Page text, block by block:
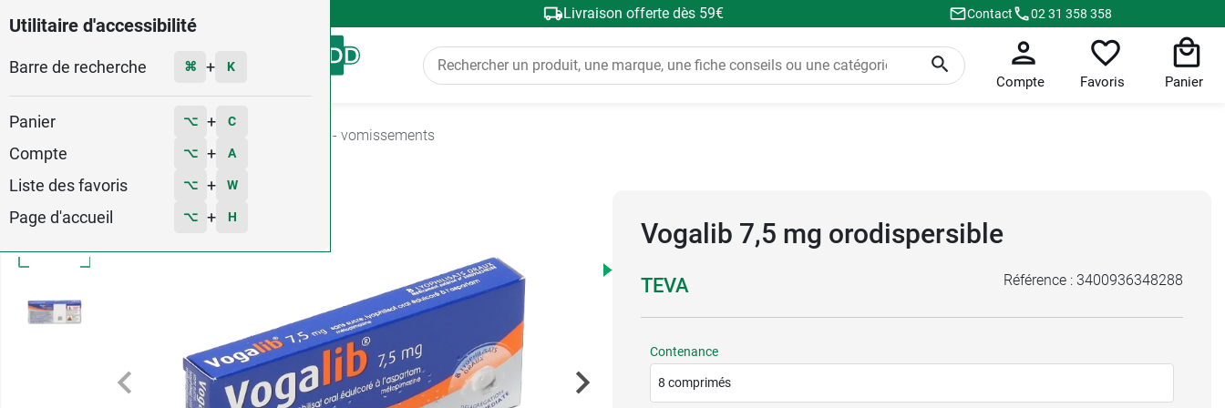
Utilitaire d'accessibilité
Barre de recherche ⌘ + K
Panier ⌥ + C
Compte ⌥ + A
Liste des favoris ⌥ + W
Page d'accueil ⌥ + H
Livraison offerte dès 59€ Contact 02 31 358 358
Menu
Compte Favoris Panier
Nausées - vomissements
Vogalib 7,5 mg orodispersible
TEVA Référence : 3400936348288
Contenance
8 comprimés